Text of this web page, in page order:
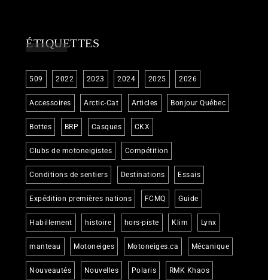
ÉTIQUETTES
509 2022 2023 2024 2025 2026
Accessoires Arctic-Cat Articles Bonjour Québec
Bottes BRP Casques CKX
Clubs de motoneigistes Compétition
Conditions de sentiers Destinations Essais
Expédition premières nations FCMQ Guide
Habillement histoire hors-piste Klim Lynx
manteau Motoneiges Motoneiges.ca Mécanique
Nouveautés Nouvelles Polaris RMK Khaos